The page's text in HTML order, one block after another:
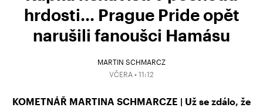
hrdosti… Prague Pride opět
narušili fanoušci Hamásu
MARTIN SCHMARCZ
VČERA • 11:12
KOMETNÁŘ MARTINA SCHMARCZE | Už se zdálo, že